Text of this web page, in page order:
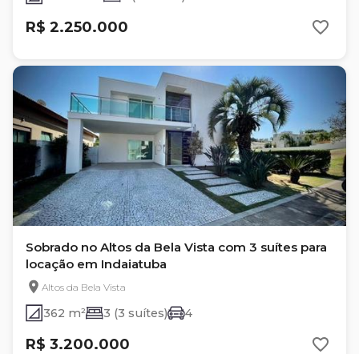
R$ 2.250.000
Sobrado no Altos da Bela Vista com 3 suítes para
locação em Indaiatuba
Altos da Bela Vista
362 m² 3 (3 suítes) 4
R$ 3.200.000